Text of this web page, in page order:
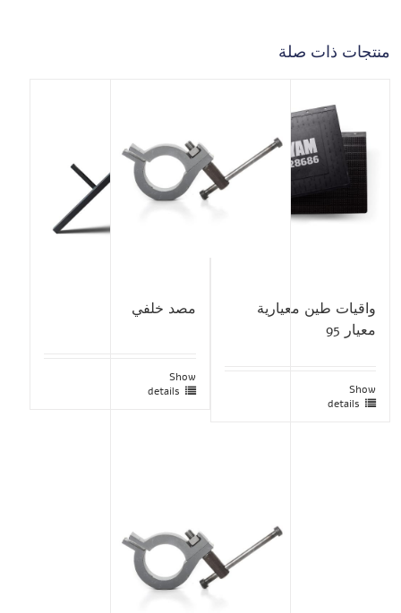
منتجات ذات صلة
واقيات طين معيارية
معيار 95
Show
details
مصد خلفي
Show
details